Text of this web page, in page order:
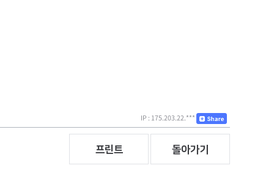
IP : 175.203.22.***
프린트 돌아가기